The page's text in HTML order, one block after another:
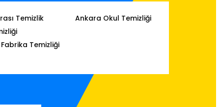
Temizlik
Ankara Okul Temizliği
Temizliği